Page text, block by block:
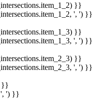
}}
', ') }}
}}
', ') }}
}}
', ') }}
}}
', ') }}